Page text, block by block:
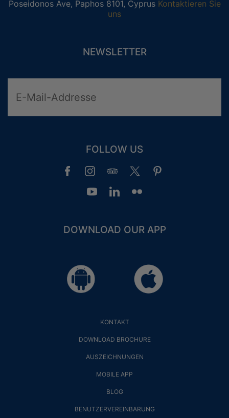
Poseidonos Ave, Paphos 8101, Cyprus Kontaktieren Sie
uns
NEWSLETTER
FOLLOW US
DOWNLOAD OUR APP
KONTAKT
DOWNLOAD BROCHURE
AUSZEICHNUNGEN
MOBILE APP
BLOG
BENUTZERVEREINBARUNG